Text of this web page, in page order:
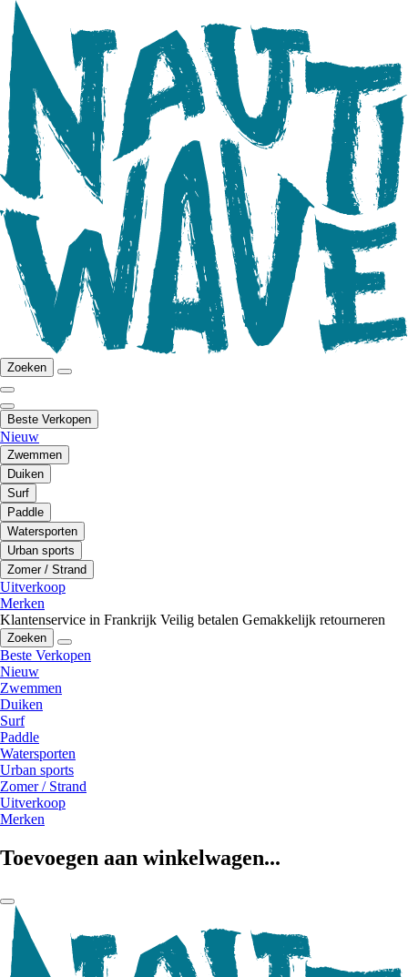
Zoeken
Beste Verkopen
Nieuw
Zwemmen
Duiken
Surf
Paddle
Watersporten
Urban sports
Zomer / Strand
Uitverkoop
Merken
Klantenservice in Frankrijk Veilig betalen Gemakkelijk retourneren
Zoeken
Beste Verkopen
Nieuw
Zwemmen
Duiken
Surf
Paddle
Watersporten
Urban sports
Zomer / Strand
Uitverkoop
Merken
Toevoegen aan winkelwagen...